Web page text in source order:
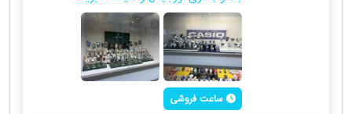
ساعت فروشی